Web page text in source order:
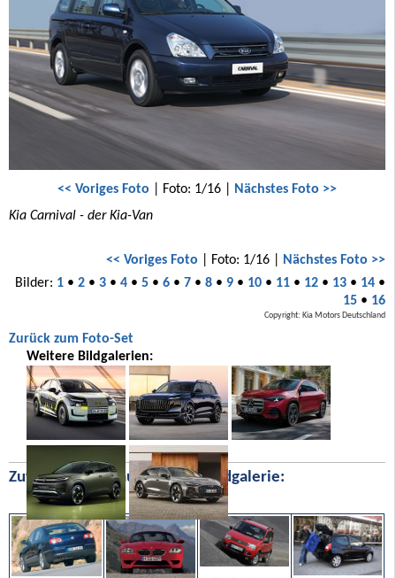
<< Voriges Foto | Foto: 1/16 |
Nächstes Foto >>
Kia Carnival - der Kia-Van
<< Voriges Foto | Foto: 1/16 |
Nächstes Foto >>
Bilder: 1• 2• 3• 4• 5• 6• 7• 8• 9• 10• 11• 12• 13• 14•
15• 16
Copyright: Kia Motors Deutschland
Zurück zum Foto-Set
Weitere Bildgalerien:
Zufällige Bilder aus unserer Bildgalerie: